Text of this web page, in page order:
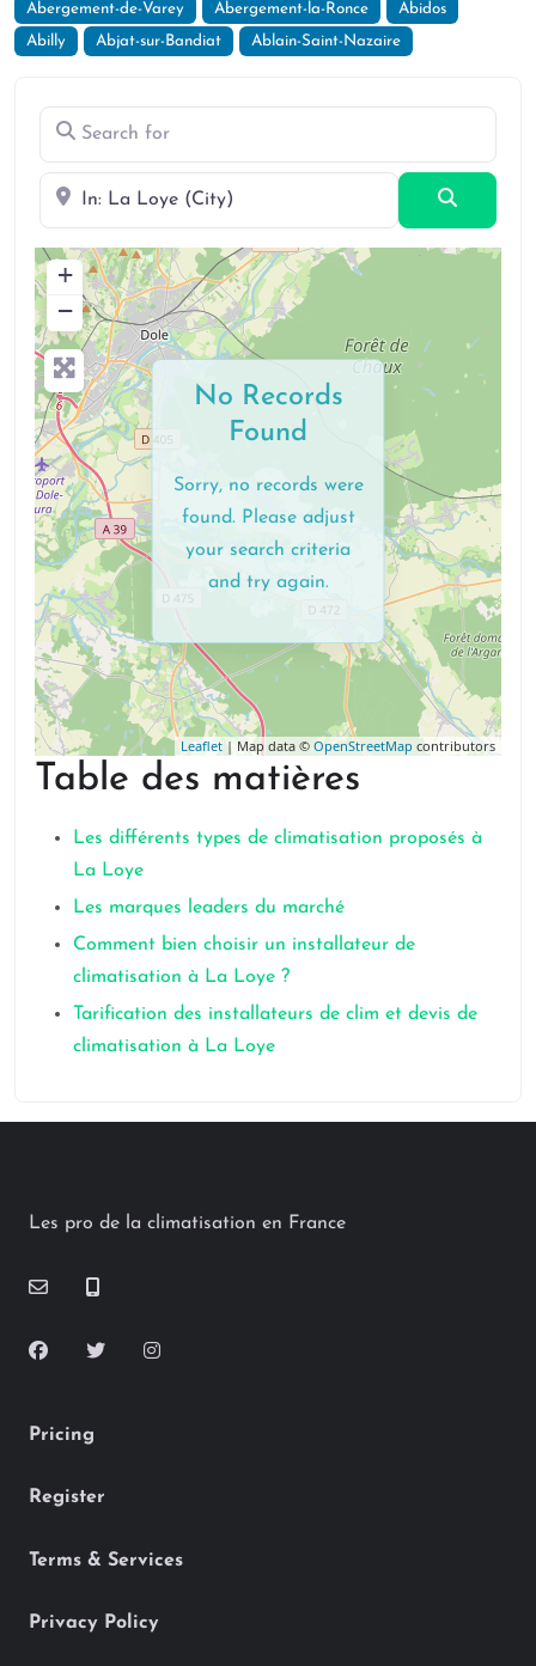
Search for
Near
+
−
Leaflet | Map data © OpenStreetMap contributors
No Records
Found
Sorry, no records were
found. Please adjust
your search criteria
and try again.
Table des matières
Les différents types de climatisation proposés à
La Loye
Les marques leaders du marché
Comment bien choisir un installateur de
climatisation à La Loye ?
Tarification des installateurs de clim et devis de
climatisation à La Loye
Abergement-de-Varey Abergement-la-Ronce Abidos
Abilly Abjat-sur-Bandiat Ablain-Saint-Nazaire
Les pro de la climatisation en France
Pricing
Register
Terms & Services
Privacy Policy